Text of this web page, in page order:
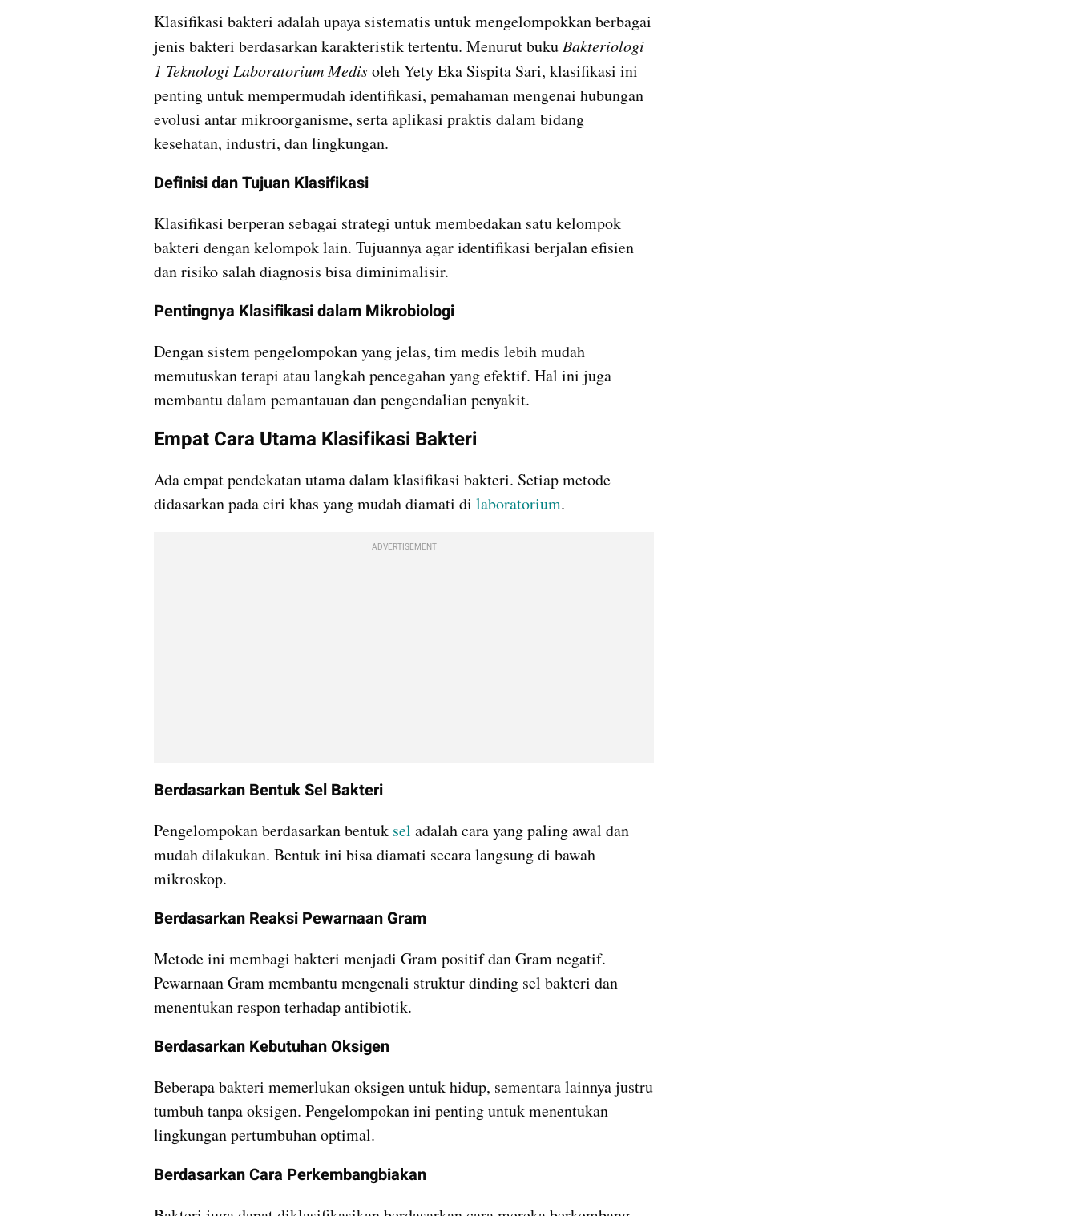
Klasifikasi bakteri adalah upaya sistematis untuk mengelompokkan berbagai
jenis bakteri berdasarkan karakteristik tertentu. Menurut buku Bakteriologi
1 Teknologi Laboratorium Medis oleh Yety Eka Sispita Sari, klasifikasi ini
penting untuk mempermudah identifikasi, pemahaman mengenai hubungan
evolusi antar mikroorganisme, serta aplikasi praktis dalam bidang
kesehatan, industri, dan lingkungan.
Definisi dan Tujuan Klasifikasi
Klasifikasi berperan sebagai strategi untuk membedakan satu kelompok
bakteri dengan kelompok lain. Tujuannya agar identifikasi berjalan efisien
dan risiko salah diagnosis bisa diminimalisir.
Pentingnya Klasifikasi dalam Mikrobiologi
Dengan sistem pengelompokan yang jelas, tim medis lebih mudah
memutuskan terapi atau langkah pencegahan yang efektif. Hal ini juga
membantu dalam pemantauan dan pengendalian penyakit.
Empat Cara Utama Klasifikasi Bakteri
Ada empat pendekatan utama dalam klasifikasi bakteri. Setiap metode
didasarkan pada ciri khas yang mudah diamati di laboratorium.
ADVERTISEMENT
Berdasarkan Bentuk Sel Bakteri
Pengelompokan berdasarkan bentuk sel adalah cara yang paling awal dan
mudah dilakukan. Bentuk ini bisa diamati secara langsung di bawah
mikroskop.
Berdasarkan Reaksi Pewarnaan Gram
Metode ini membagi bakteri menjadi Gram positif dan Gram negatif.
Pewarnaan Gram membantu mengenali struktur dinding sel bakteri dan
menentukan respon terhadap antibiotik.
Berdasarkan Kebutuhan Oksigen
Beberapa bakteri memerlukan oksigen untuk hidup, sementara lainnya justru
tumbuh tanpa oksigen. Pengelompokan ini penting untuk menentukan
lingkungan pertumbuhan optimal.
Berdasarkan Cara Perkembangbiakan